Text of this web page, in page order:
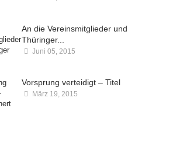
An die Vereinsmitglieder und
Thüringer...
Juni 05, 2015
Vorsprung verteidigt – Titel
März 19, 2015